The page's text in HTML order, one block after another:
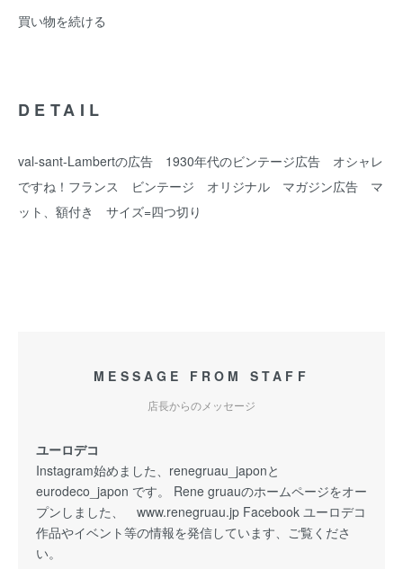
買い物を続ける
DETAIL
val-sant-Lambertの広告 1930年代のビンテージ広告 オシャレ
ですね！フランス ビンテージ オリジナル マガジン広告 マ
ット、額付き サイズ=四つ切り
MESSAGE FROM STAFF
店長からのメッセージ
ユーロデコ
Instagram始めました、renegruau_japonと
eurodeco_japon です。 Rene gruauのホームページをオー
プンしました、 www.renegruau.jp Facebook ユーロデコ
作品やイベント等の情報を発信しています、ご覧くださ
い。